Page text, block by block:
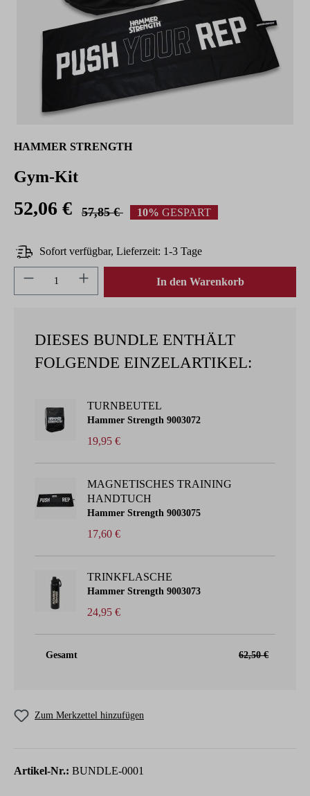
HAMMER STRENGTH
Gym-Kit
52,06 € 57,85 € 10% GESPART
Sofort verfügbar, Lieferzeit: 1-3 Tage
Produkt Anzahl: Gib den gewünschten Wert
In den Warenkorb
DIESES BUNDLE ENTHÄLT
FOLGENDE EINZELARTIKEL:
TURNBEUTEL
Hammer Strength 9003072
19,95 €
MAGNETISCHES TRAINING
HANDTUCH
Hammer Strength 9003075
17,60 €
TRINKFLASCHE
Hammer Strength 9003073
24,95 €
Gesamt 62,50 €
Zum Merkzettel hinzufügen
Artikel-Nr.: BUNDLE-0001